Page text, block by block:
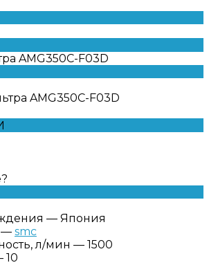
AMG350C-F03D
— Япония
— smc
л/мин — 1500
10